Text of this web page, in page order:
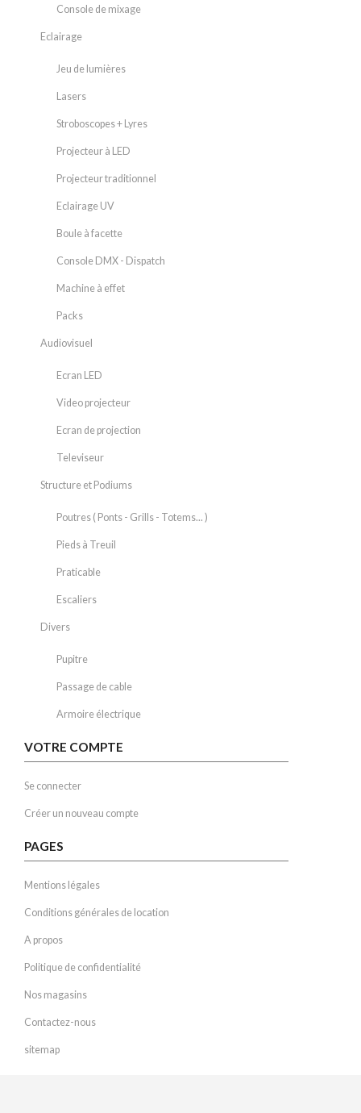
Console de mixage
Eclairage
Jeu de lumières
Lasers
Stroboscopes + Lyres
Projecteur à LED
Projecteur traditionnel
Eclairage UV
Boule à facette
Console DMX - Dispatch
Machine à effet
Packs
Audiovisuel
Ecran LED
Video projecteur
Ecran de projection
Televiseur
Structure et Podiums
Poutres ( Ponts - Grills - Totems... )
Pieds à Treuil
Praticable
Escaliers
Divers
Pupitre
Passage de cable
Armoire électrique
VOTRE COMPTE
Se connecter
Créer un nouveau compte
PAGES
Mentions légales
Conditions générales de location
A propos
Politique de confidentialité
Nos magasins
Contactez-nous
sitemap